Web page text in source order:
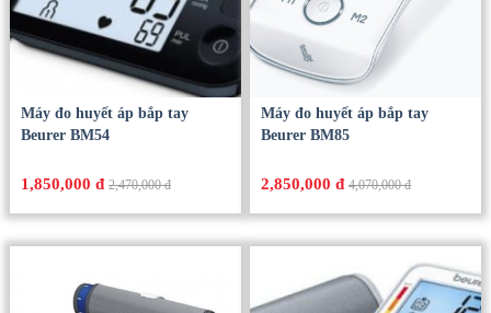
Máy đo huyết áp bắp tay
Beurer BM54
1,850,000 đ 2,470,000 đ
Máy đo huyết áp bắp tay
Beurer BM85
2,850,000 đ 4,070,000 đ